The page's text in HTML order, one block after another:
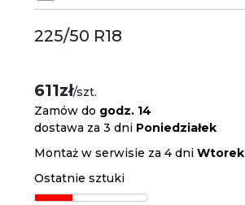
225/50 R18
611zł/szt.
Zamów do godz. 14
dostawa za 3 dni Poniedziałek
Montaż w serwisie za 4 dniWtorek
Ostatnie sztuki